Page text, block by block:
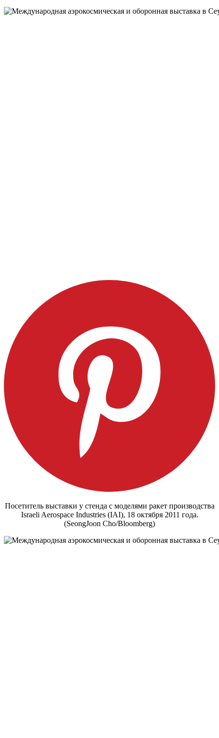
Посетитель выставки у стенда с моделями ракет производства
Israeli Aerospace Industries (IAI), 18 октября 2011 года.
(SeongJoon Cho/Bloomberg)